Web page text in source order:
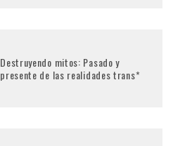
Destruyendo mitos: Pasado y
presente de las realidades trans*